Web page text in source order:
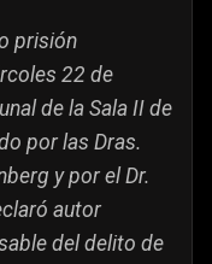
prisión
22 de
de la Sala II de
por las Dras.
y por el Dr.
autor
del delito de